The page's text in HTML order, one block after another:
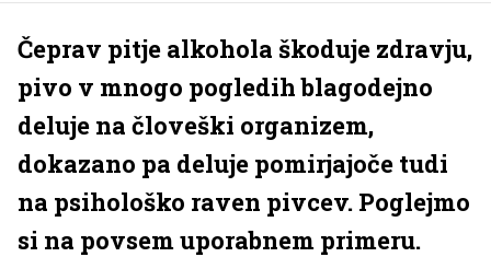
Čeprav pitje alkohola škoduje zdravju,
pivo v mnogo pogledih blagodejno
deluje na človeški organizem,
dokazano pa deluje pomirjajoče tudi
na psihološko raven pivcev. Poglejmo
si na povsem uporabnem primeru.